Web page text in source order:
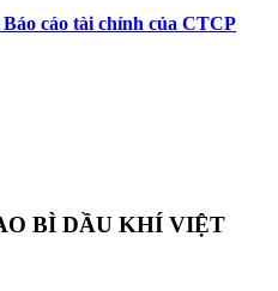
cáo tài chính của CTCP
BÌ DẦU KHÍ VIỆT